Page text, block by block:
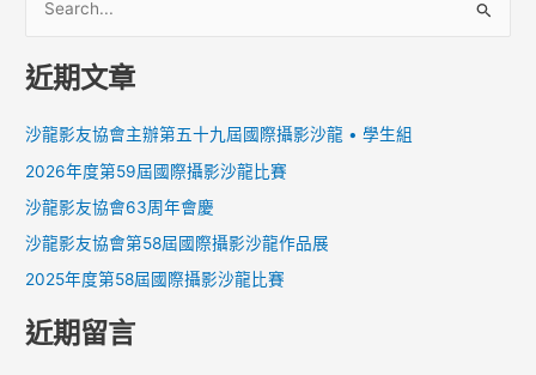
攝
沙
比
賽
a
r
c
o
r
:
近期文章
沙龍影友協會主辦第五十九屆國際攝影沙龍 • 學生組
2026年度第59屆國際攝影沙龍比賽
沙龍影友協會63周年會慶
沙龍影友協會第58屆國際攝影沙龍作品展
2025年度第58屆國際攝影沙龍比賽
近期留言